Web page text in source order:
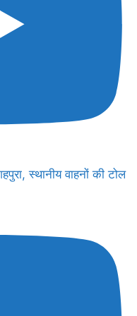
स्थानीय वाहनों की टोल